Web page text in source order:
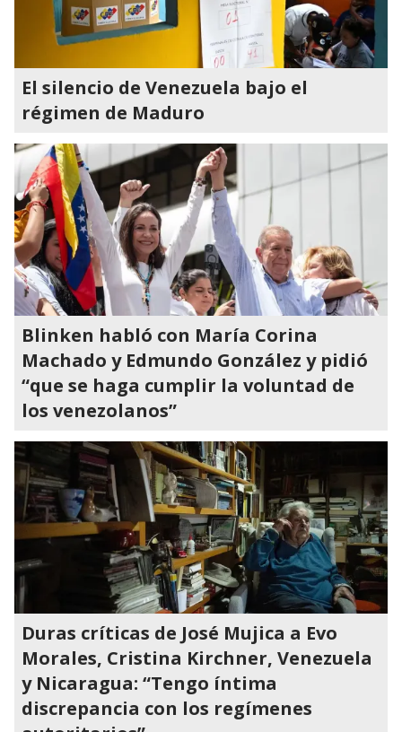
El silencio de Venezuela bajo el
régimen de Maduro
Blinken habló con María Corina
Machado y Edmundo González y pidió
“que se haga cumplir la voluntad de
los venezolanos”
Duras críticas de José Mujica a Evo
Morales, Cristina Kirchner, Venezuela
y Nicaragua: “Tengo íntima
discrepancia con los regímenes